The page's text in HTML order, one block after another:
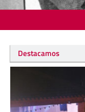
Destacamos